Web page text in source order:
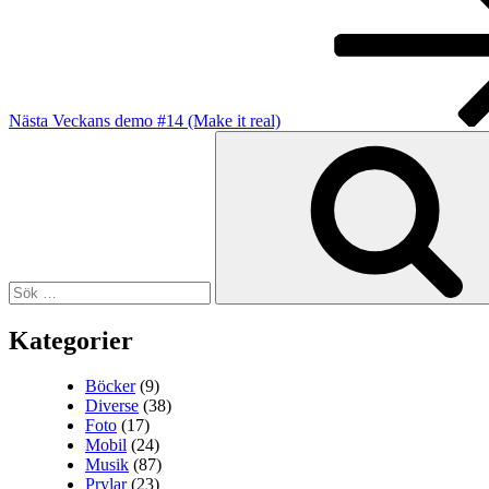
Nästa Veckans demo #14 (Make it real)
Kategorier
Böcker(9)
Diverse (38)
Foto (17)
Mobil (24)
Musik (87)
Prylar(23)